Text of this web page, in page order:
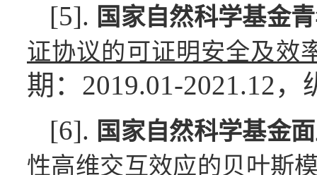
[5]. 国家自然科学基金
证协议的可证明安全及效
期：2019.01-2021.12，
[6]. 国家自然科学基金
性高维交互效应的贝叶斯